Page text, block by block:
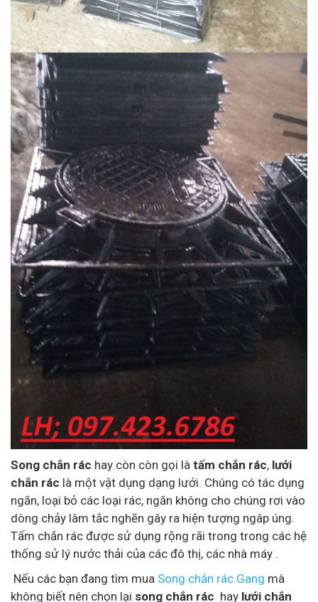
Song chắn rác hay còn còn gọi là tấm chắn rác, lưới
chắn rác là một vật dụng dạng lưới. Chúng có tác dụng
ngăn, loại bỏ các loại rác, ngăn không cho chúng rơi vào
dòng chảy làm tắc nghẽn gây ra hiện tượng ngâp úng.
Tấm chắn rác được sử dụng rộng rãi trong trong các hệ
thống sử lý nước thải của các đô thị, các nhà máy .
Nếu các bạn đang tìm mua Song chắn rác Gang mà
không biết nên chọn lại song chắn rác hay lưới chắn